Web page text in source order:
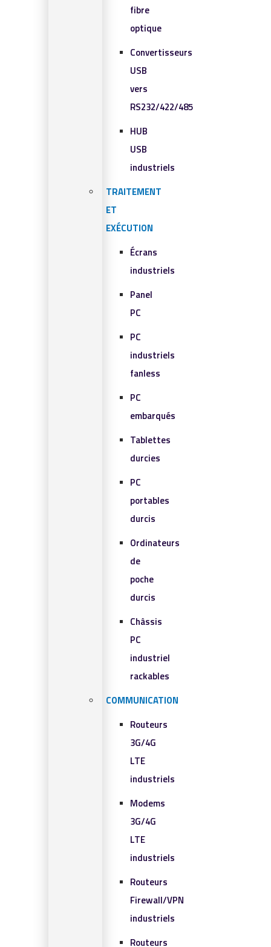
fibre
optique
Convertisseurs
USB
vers
RS232/422/485
HUB
USB
industriels
TRAITEMENT
ET
EXÉCUTION
Écrans
industriels
Panel
PC
PC
industriels
fanless
PC
embarqués
Tablettes
durcies
PC
portables
durcis
Ordinateurs
de
poche
durcis
Châssis
PC
industriel
rackables​
COMMUNICATION
Routeurs
3G/4G
LTE
industriels
Modems
3G/4G
LTE
industriels
Routeurs
Firewall/VPN
industriels
Routeurs